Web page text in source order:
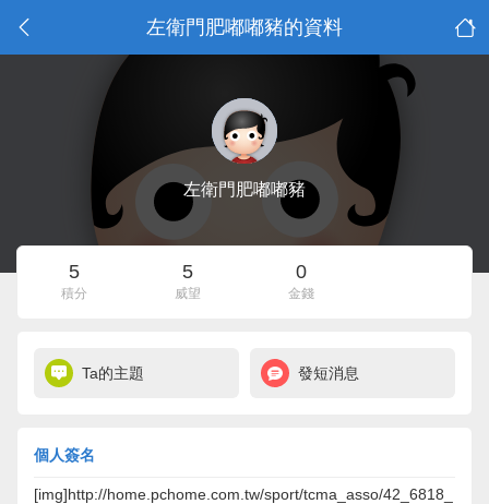
左衛門肥嘟嘟豬的資料
左衛門肥嘟嘟豬
5
積分
5
威望
0
金錢
Ta的主題 發短消息
個人簽名
[img]http://home.pchome.com.tw/sport/tcma_asso/42_6818_